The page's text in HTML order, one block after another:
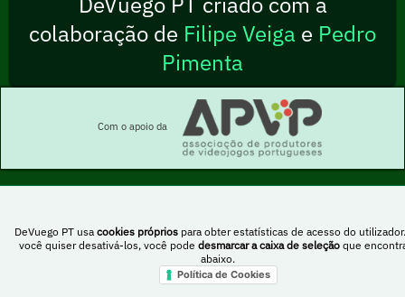
DeVuego PT usa cookies próprios para obter estatísticas de acesso do
você quiser desativá-los, você pode desmarcar a caixa de seleção que
abaixo.
Política de Cookies
colaboração de Filipe Veiga e Pedro
Pimenta
Com o apoio da
PartilhaIgual 4.0 Internacional